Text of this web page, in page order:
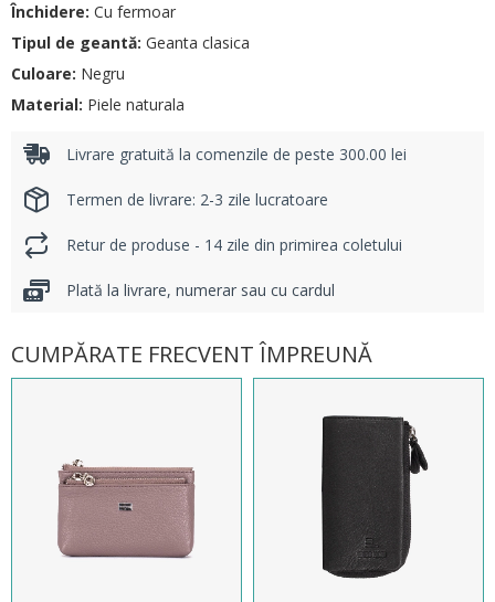
Închidere: Cu fermoar
Tipul de geantă: Geanta clasica
Culoare: Negru
Material: Piele naturala
Livrare gratuită la comenzile de peste 300.00 lei
Termen de livrare: 2-3 zile lucratoare
Retur de produse - 14 zile din primirea coletului
Plată la livrare, numerar sau cu cardul
CUMPĂRATE FRECVENT ÎMPREUNĂ